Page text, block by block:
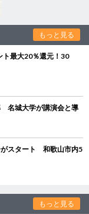
もっと見る
ト最大20％還元！30
名城大学が講演会と導
がスタート 和歌山市内5
もっと見る